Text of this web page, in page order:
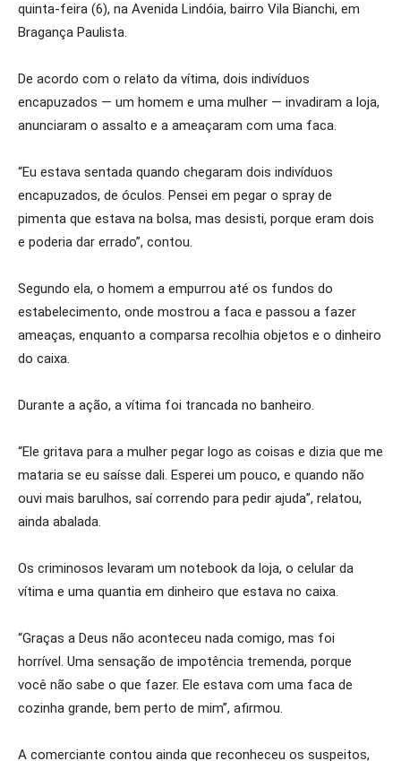
quinta-feira (6), na Avenida Lindóia, bairro Vila Bianchi, em
Bragança Paulista.
De acordo com o relato da vítima, dois indivíduos
encapuzados — um homem e uma mulher — invadiram a loja,
anunciaram o assalto e a ameaçaram com uma faca.
“Eu estava sentada quando chegaram dois indivíduos
encapuzados, de óculos. Pensei em pegar o spray de
pimenta que estava na bolsa, mas desisti, porque eram dois
e poderia dar errado”, contou.
Segundo ela, o homem a empurrou até os fundos do
estabelecimento, onde mostrou a faca e passou a fazer
ameaças, enquanto a comparsa recolhia objetos e o dinheiro
do caixa.
Durante a ação, a vítima foi trancada no banheiro.
“Ele gritava para a mulher pegar logo as coisas e dizia que me
mataria se eu saísse dali. Esperei um pouco, e quando não
ouvi mais barulhos, saí correndo para pedir ajuda”, relatou,
ainda abalada.
Os criminosos levaram um notebook da loja, o celular da
vítima e uma quantia em dinheiro que estava no caixa.
“Graças a Deus não aconteceu nada comigo, mas foi
horrível. Uma sensação de impotência tremenda, porque
você não sabe o que fazer. Ele estava com uma faca de
cozinha grande, bem perto de mim”, afirmou.
A comerciante contou ainda que reconheceu os suspeitos,